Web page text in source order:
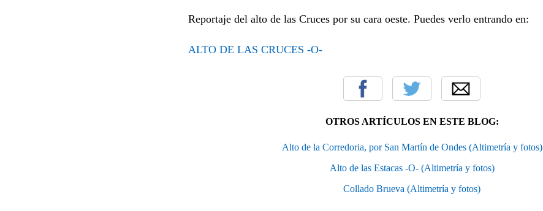
Reportaje del alto de las Cruces por su cara oeste. Puedes verlo entrando en:
ALTO DE LAS CRUCES -O-
OTROS ARTÍCULOS EN ESTE BLOG:
Alto de la Corredoria, por San Martín de Ondes (Altimetría y fotos)
Alto de las Estacas -O- (Altimetría y fotos)
Collado Brueva (Altimetría y fotos)